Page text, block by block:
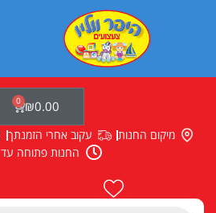
Products
₪0.00
0
עגלת
קניות
מיקום החנות עקוב אחרי הזמנתך
החנות פתוחה עד 20:00